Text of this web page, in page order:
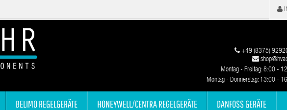
+49 (8375)
Montag - Freitag: 8:00 -
Montag - Donnerstag: 13:00 -
BELIMO REGELGERÄTE HONEYWELL/CENTRA REGELGERÄTE DANFOSS GERÄTE